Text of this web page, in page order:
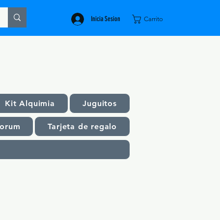
Inicia Sesion Carrito
Kit Alquimia Juguitos
Tarjeta de regalo